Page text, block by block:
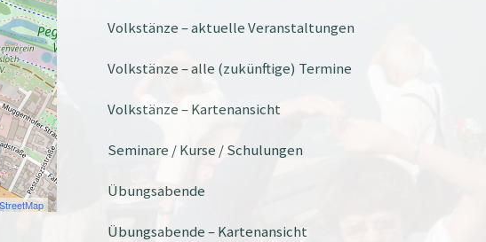
Volkstänze – aktuelle Veranstaltungen
Volkstänze – alle (zukünftige) Termine
Volkstänze – Kartenansicht
Seminare / Kurse / Schulungen
Übungsabende
Übungsabende – Kartenansicht